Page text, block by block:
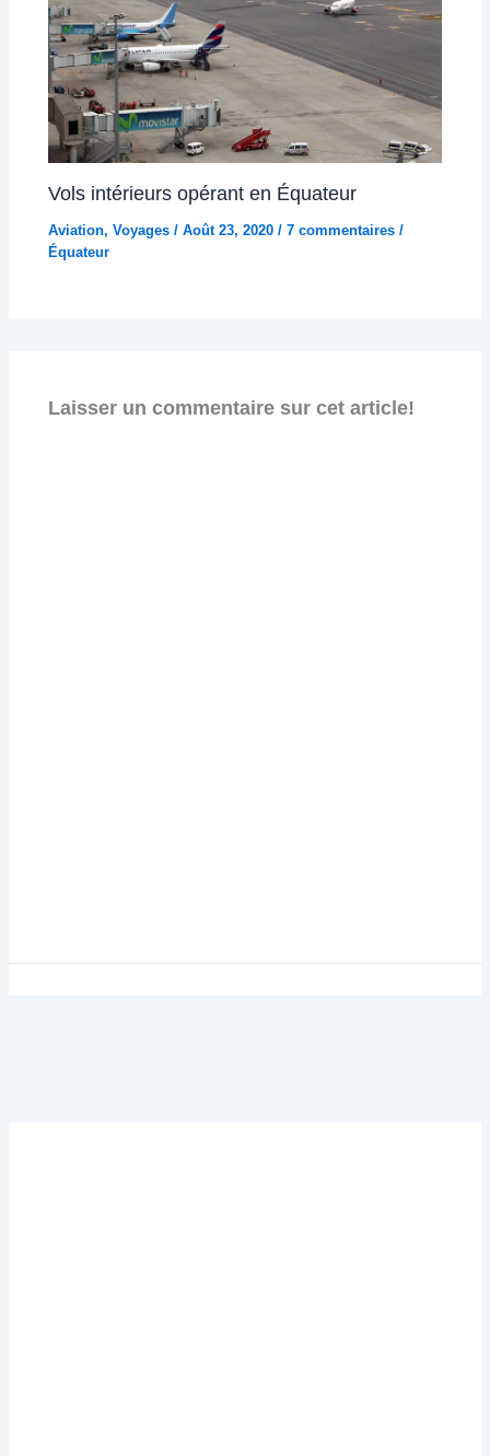
Vols intérieurs opérant en Équateur
Aviation,Voyages /Août 23, 2020/7 commentaires /
Équateur
Laisser un commentaire sur cet article!